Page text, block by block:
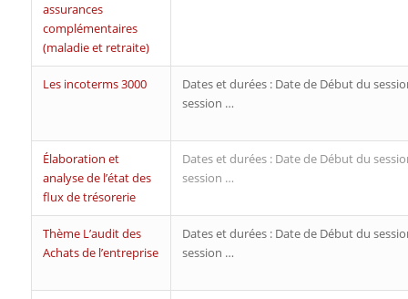
assurances
complémentaires
(maladie et retraite)
Les incoterms 3000
Dates et durées : Date de Début du
session …
Élaboration et
analyse de l’état des
flux de trésorerie
Dates et durées : Date de Début du
session …
Thème L’audit des
Achats de l’entreprise
Dates et durées : Date de Début du
session …